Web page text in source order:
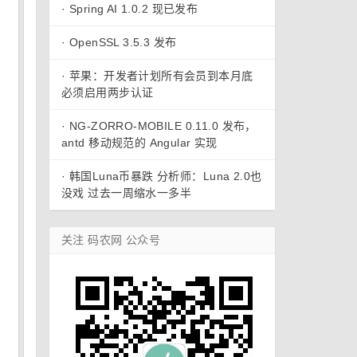
· Spring AI 1.0.2 现已发布
· OpenSSL 3.5.3 发布
· 苹果：开发者计划所有会员到本月底
必须启用两步认证
· NG-ZORRO-MOBILE 0.11.0 发布，
antd 移动规范的 Angular 实现
· 韩国Luna币暴跌 分析师：Luna 2.0也
没戏 过去一周缩水一多半
关注 码农网 公众号